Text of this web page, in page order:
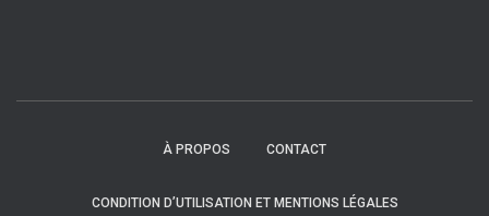
À PROPOS CONTACT
CONDITION D’UTILISATION ET MENTIONS LÉGALES